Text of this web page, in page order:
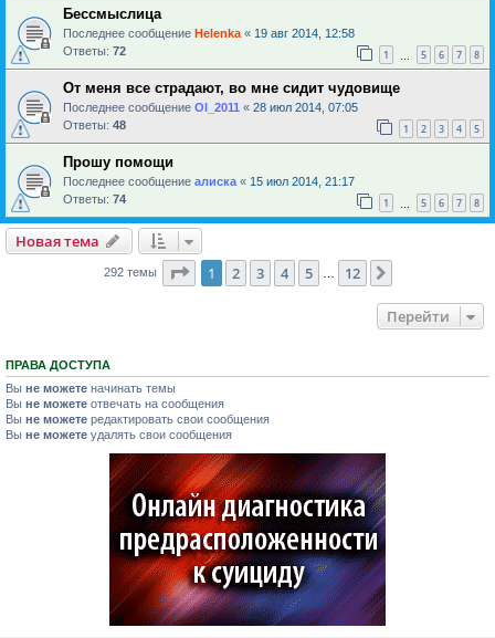
Бессмыслица
Последнее сообщение Helenka « 19 авг 2014, 12:58
Ответы: 72 1 5 6 7 8
От меня все страдают, во мне сидит чудовище
Последнее сообщение Ol_2011 « 28 июл 2014, 07:05
Ответы: 48 1 2 3 4 5
Прошу помощи
Последнее сообщение алиска « 15 июл 2014, 21:17
Ответы: 74 1 5 6 7 8
Новая тема
292 темы Страница из 12
1 2 3 4 5 12
Перейти
ПРАВА ДОСТУПА
Вы не можете начинать темы
Вы не можете отвечать на сообщения
Вы не можете редактировать свои сообщения
Вы не можете удалять свои сообщения